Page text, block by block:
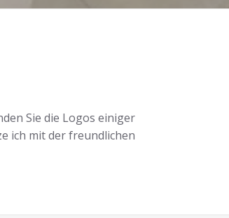
Sie die Logos einiger
ich mit der freundlichen